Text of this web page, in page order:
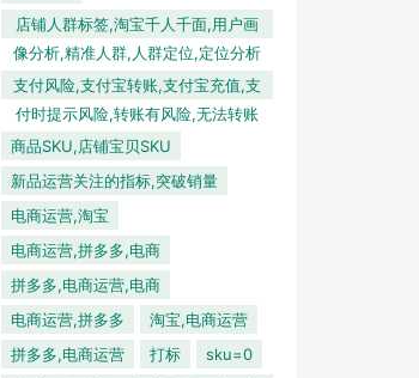
店铺人群标签,淘宝千人千面,用户画
像分析,精准人群,人群定位,定位分析
支付风险,支付宝转账,支付宝充值,支
付时提示风险,转账有风险,无法转账
商品SKU,店铺宝贝SKU
新品运营关注的指标,突破销量
电商运营,淘宝
电商运营,拼多多,电商
拼多多,电商运营,电商
电商运营,拼多多
淘宝,电商运营
拼多多,电商运营
打标
sku=0